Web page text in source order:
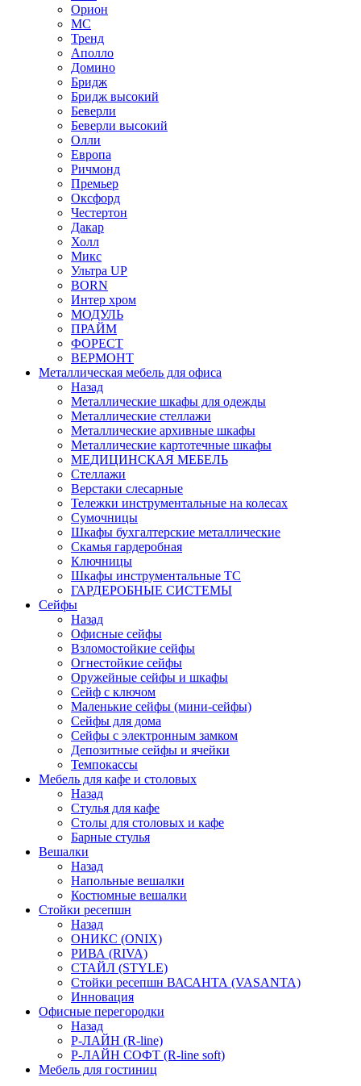
Орион
МС
Тренд
Аполло
Домино
Бридж
Бридж высокий
Беверли
Беверли высокий
Олли
Европа
Ричмонд
Премьер
Оксфорд
Честертон
Дакар
Холл
Микс
Ультра UP
BORN
Интер хром
МОДУЛЬ
ПРАЙМ
ФОРЕСТ
ВЕРМОНТ
Металлическая мебель для офиса
Назад
Металлические шкафы для одежды
Металлические стеллажи
Металлические архивные шкафы
Металлические картотечные шкафы
МЕДИЦИНСКАЯ МЕБЕЛЬ
Стеллажи
Верстаки слесарные
Тележки инструментальные на колесах
Сумочницы
Шкафы бухгалтерские металлические
Скамья гардеробная
Ключницы
Шкафы инструментальные ТС
ГАРДЕРОБНЫЕ СИСТЕМЫ
Сейфы
Назад
Офисные сейфы
Взломостойкие сейфы
Огнестойкие сейфы
Оружейные сейфы и шкафы
Сейф с ключом
Маленькие сейфы (мини-сейфы)
Сейфы для дома
Сейфы с электронным замком
Депозитные сейфы и ячейки
Темпокассы
Мебель для кафе и столовых
Назад
Стулья для кафе
Столы для столовых и кафе
Барные стулья
Вешалки
Назад
Напольные вешалки
Костюмные вешалки
Стойки ресепшн
Назад
ОНИКС (ONIX)
РИВА (RIVA)
СТАЙЛ (STYLE)
Стойки ресепшн ВАСАНТА (VASANTA)
Инновация
Офисные перегородки
Назад
Р-ЛАЙН (R-line)
Р-ЛАЙН СОФТ (R-line soft)
Мебель для гостиниц